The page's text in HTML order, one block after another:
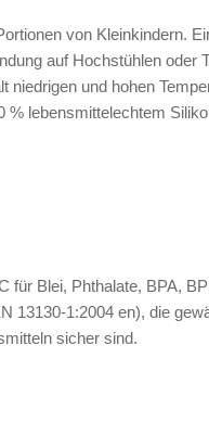
von Kleinkindern.
auf Hochstühlen oder
und hohen
lebensmittelechtem
für Blei, Phthalate, BPA,
13130-1:2004 en), die
sicher sind.